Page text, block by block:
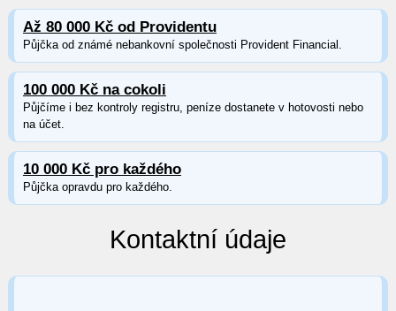
Až 80 000 Kč od Providentu
Půjčka od známé nebankovní společnosti Provident Financial.
100 000 Kč na cokoli
Půjčíme i bez kontroly registru, peníze dostanete v hotovosti nebo
na účet.
10 000 Kč pro každého
Půjčka opravdu pro každého.
Kontaktní údaje